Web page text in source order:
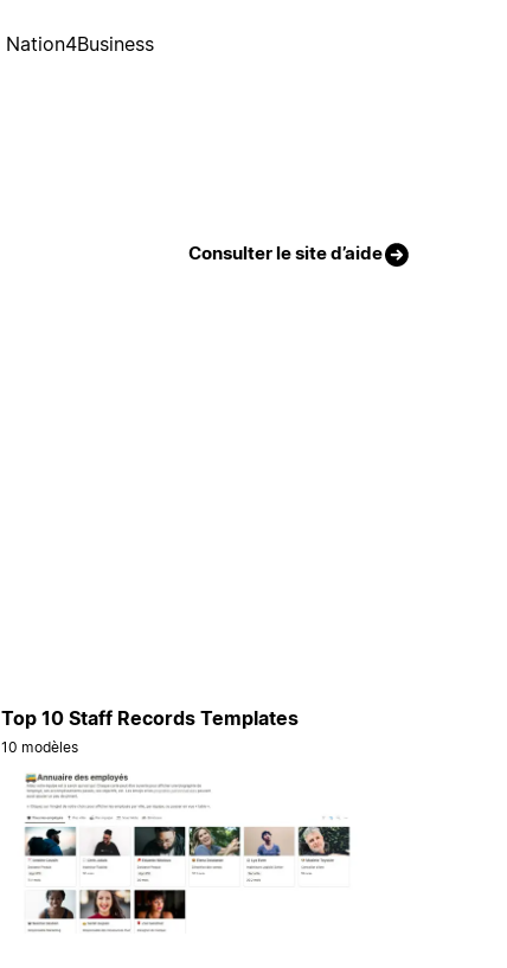
Nation4Business
Consulter le site d’aide
Top 10 Staff Records Templates
10 modèles